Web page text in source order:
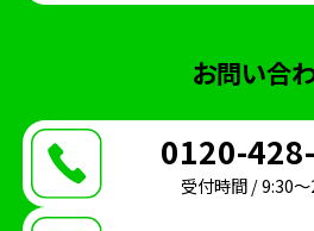
お問い合
0120-
受付時間 / 9:30